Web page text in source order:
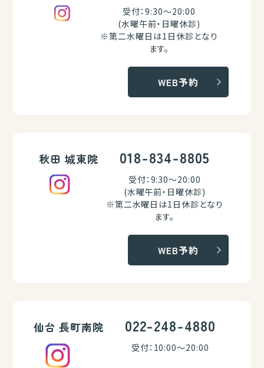
受付：9:30～20:00
(水曜午前・日曜休診)
※第二水曜日は1日休診となり
ます。
WEB予約
秋田 城東院 018-834-8805
受付：9:30～20:00
(水曜午前・日曜休診)
※第二水曜日は1日休診となり
ます。
WEB予約
仙台 長町南院 022-248-4880
受付：10:00～20:00